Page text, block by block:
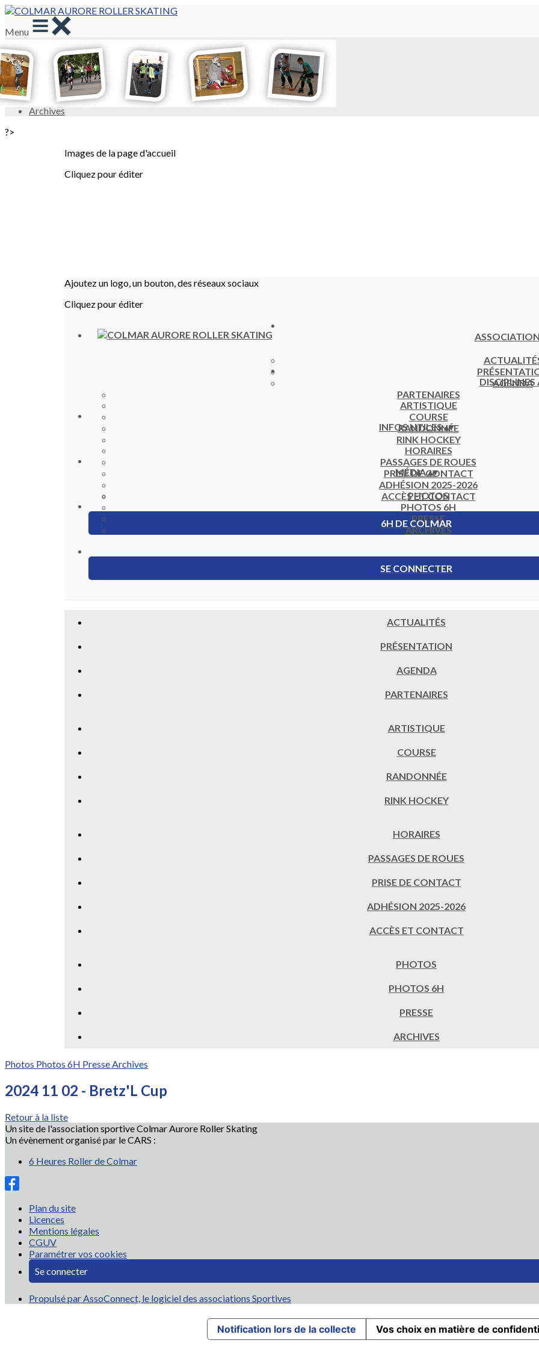
Menu
<
>
Photos
Photos 6H
Presse
Archives
?>
Images de la page d'accueil
Cliquez pour éditer
Ajoutez un logo, un bouton, des réseaux sociaux
Cliquez pour éditer
ASSOCIATION
AGENDA
PARTENAIRES
DISCIPLINES
ARTISTIQUE
COURSE
RANDONNÉE
RINK HOCKEY
INFOS UTILES▴▾
HORAIRES
PASSAGES DE ROUES
PRISE DE CONTACT
ADHÉSION 2025-2026
ACCÈS ET CONTACT
MÉDIA▴▾
PHOTOS
PHOTOS 6H
PRESSE
ARCHIVES
6H DE COLMAR
SE CONNECTER
ACTUALITÉS
PRÉSENTATION
AGENDA
PARTENAIRES
ARTISTIQUE
COURSE
RANDONNÉE
RINK HOCKEY
HORAIRES
PASSAGES DE ROUES
PRISE DE CONTACT
ADHÉSION 2025-2026
ACCÈS ET CONTACT
PHOTOS
PHOTOS 6H
PRESSE
ARCHIVES
Photos Photos 6H PresseArchives
2024 11 02 - Bretz'L Cup
Retour à la liste
Un site de l'association sportive Colmar Aurore Roller Skating
Un évènement organisé par le CARS :
6 Heures Roller de Colmar
Plan du site
Licences
Mentions légales
CGUV
Paramétrer vos cookies
Se connecter
Propulsé par AssoConnect, le logiciel des associations Sportives
Notification lors de la collecte Vos choix en matière de